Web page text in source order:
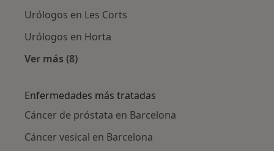
Urólogos en Les Corts
Urólogos en Horta
Ver más (8)
Enfermedades más tratadas
Cáncer de próstata en Barcelona
Cáncer vesical en Barcelona